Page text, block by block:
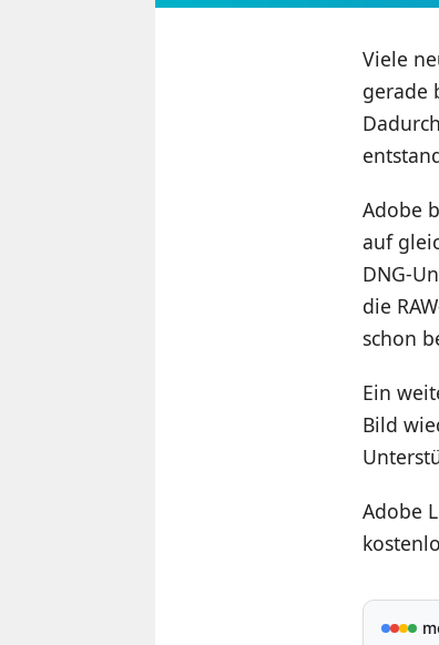
Viele
gerade
Adobe
auf
DNG-
die
schon
Ein
Bild
Adobe